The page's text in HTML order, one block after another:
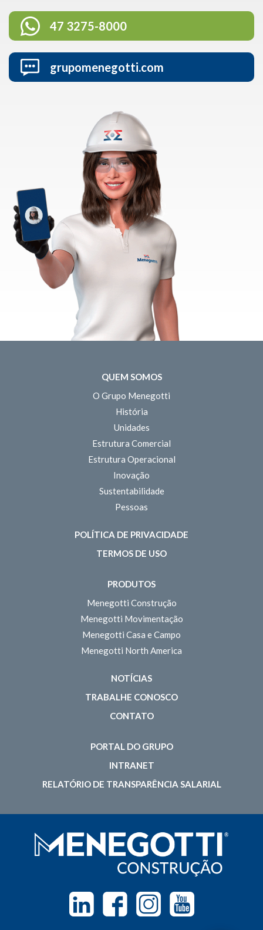
47 3275-8000
grupomenegotti.com
QUEM SOMOS
O Grupo Menegotti
História
Unidades
Estrutura Comercial
Estrutura Operacional
Inovação
Sustentabilidade
Pessoas
POLÍTICA DE PRIVACIDADE
TERMOS DE USO
PRODUTOS
Menegotti Construção
Menegotti Movimentação
Menegotti Casa e Campo
Menegotti North America
NOTÍCIAS
TRABALHE CONOSCO
CONTATO
PORTAL DO GRUPO
INTRANET
RELATÓRIO DE TRANSPARÊNCIA SALARIAL
Linkedin FacebookInstagramYoutube